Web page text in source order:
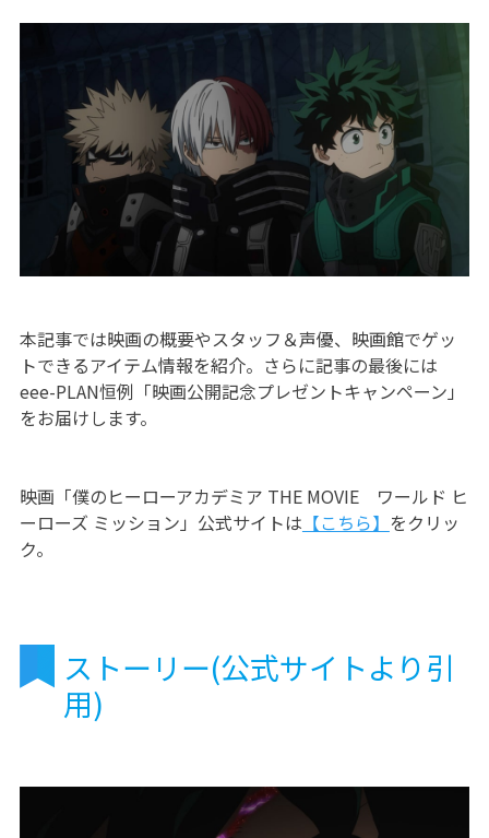
本記事では映画の概要やスタッフ＆声優、映画館でゲッ
トできるアイテム情報を紹介。さらに記事の最後には
eee-PLAN恒例「映画公開記念プレゼントキャンペーン」
をお届けします。
映画「僕のヒーローアカデミア THE MOVIE ワールド ヒ
ーローズ ミッション」公式サイトは 【こちら】 をクリッ
ク。
ストーリー(公式サイトより引
用)